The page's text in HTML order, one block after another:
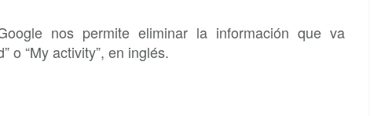
nos permite eliminar la información que va
o “My activity”, en inglés.